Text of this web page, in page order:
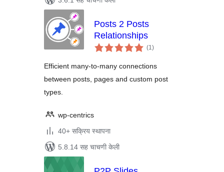
Posts 2 Posts
Relationships
(1एकूण
मूल्यांकन
)
Efficient many-to-many connections
between posts, pages and custom post
types.
wp-centrics
40+ सक्रिय स्थापना
5.8.14 सह चाचणी केली